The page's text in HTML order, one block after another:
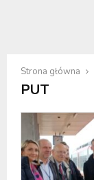
Strona główna
PUT